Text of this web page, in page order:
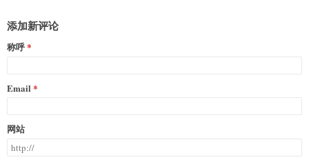
添加新评论
称呼
Email
网站